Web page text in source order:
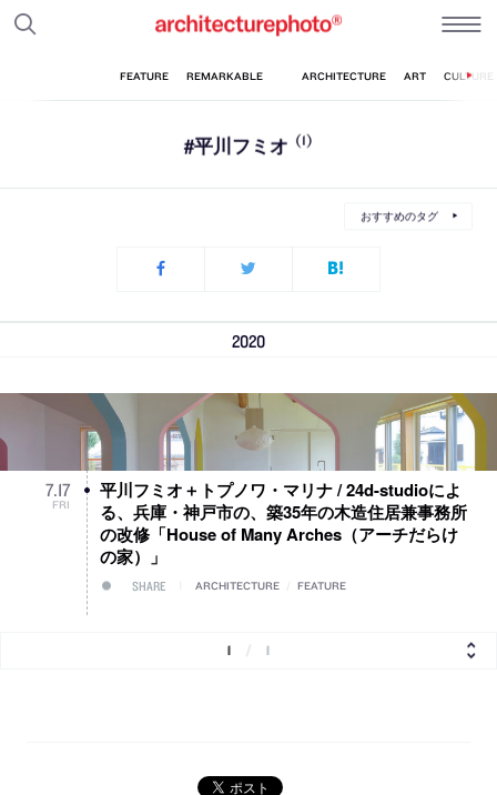
#平川フミオ (1)
おすすめのタグ
2020
7.17
FRI
平川フミオ＋トプノワ・マリナ / 24d-studioによ
る、兵庫・神戸市の、築35年の木造住居兼事務所
の改修「House of Many Arches（アーチだらけ
の家）」
SHARE ARCHITECTURE FEATURE
1 1